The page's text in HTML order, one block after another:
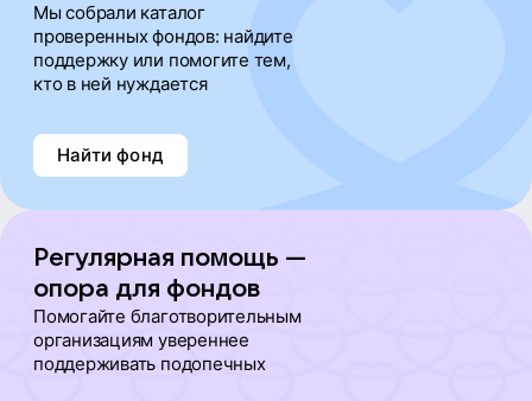
с патологией гипофиза (обучение,
социализация, юридическая
поддержка, психологическая
жизни).
Мы собрали каталог
проверенных фондов: найдите
поддержку или помогите тем,
кто в ней нуждается
Найти фонд
Регулярная помощь —
опора для фондов
Помогайте благотворительным
организациям увереннее
поддерживать подопечных